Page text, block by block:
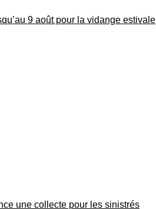
9 août pour la vidange estivale
une collecte pour les sinistrés